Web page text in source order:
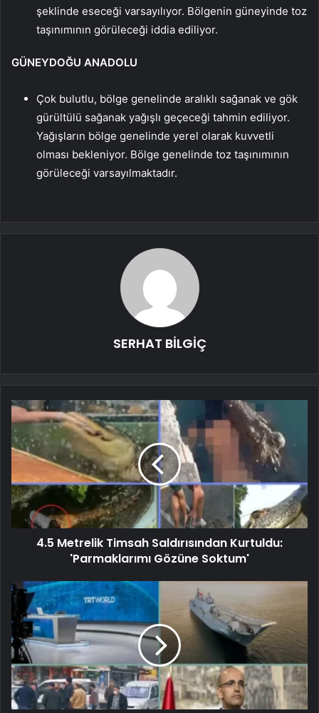
şeklinde eseceği varsayılıyor. Bölgenin güneyinde toz
taşınımının görüleceği iddia ediliyor.
GÜNEYDOĞU ANADOLU
Çok bulutlu, bölge genelinde aralıklı sağanak ve gök
gürültülü sağanak yağışlı geçeceği tahmin ediliyor.
Yağışların bölge genelinde yerel olarak kuvvetli
olması bekleniyor. Bölge genelinde toz taşınımının
görüleceği varsayılmaktadır.
SERHAT BİLGİÇ
4.5 Metrelik Timsah Saldırısından Kurtuldu:
'Parmaklarımı Gözüne Soktum'